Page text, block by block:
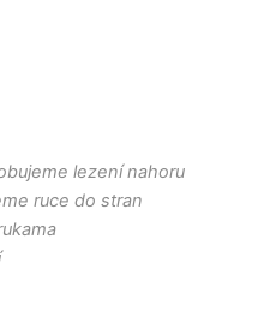
lezení nahoru
ruce do stran